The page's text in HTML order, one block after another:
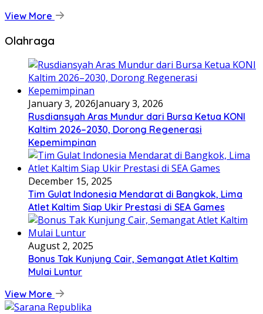
View More
Olahraga
January 3, 2026January 3, 2026
Rusdiansyah Aras Mundur dari Bursa Ketua KONI
Kaltim 2026–2030, Dorong Regenerasi
Kepemimpinan
December 15, 2025
Tim Gulat Indonesia Mendarat di Bangkok, Lima
Atlet Kaltim Siap Ukir Prestasi di SEA Games
August 2, 2025
Bonus Tak Kunjung Cair, Semangat Atlet Kaltim
Mulai Luntur
View More